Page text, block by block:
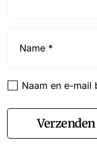
Naam en e-mail
Verzenden